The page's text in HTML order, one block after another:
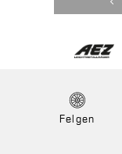
Felgen